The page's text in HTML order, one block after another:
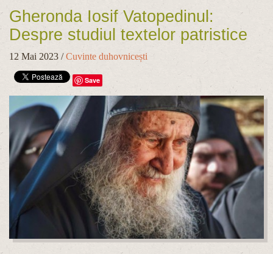
Gheronda Iosif Vatopedinul:
Despre studiul textelor patristice
12 Mai 2023 /Cuvinte duhovnicești
Save